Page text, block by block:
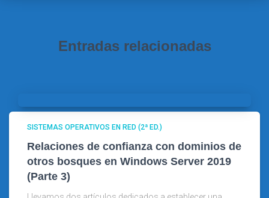
Entradas relacionadas
SISTEMAS OPERATIVOS EN RED (2ª ED.)
Relaciones de confianza con dominios de
otros bosques en Windows Server 2019
(Parte 3)